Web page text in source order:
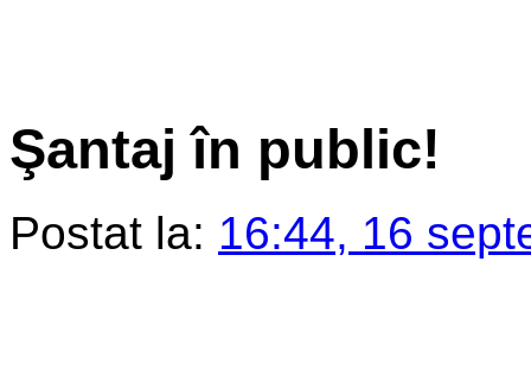
Şantaj în public!
Postat la: 16:44, 16